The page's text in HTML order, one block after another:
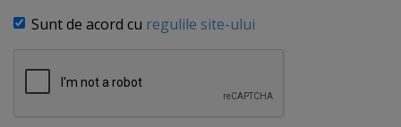
Sunt de acord cu regulile site-ului